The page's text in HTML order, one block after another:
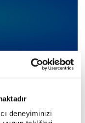
deneyiminizi
Oranı